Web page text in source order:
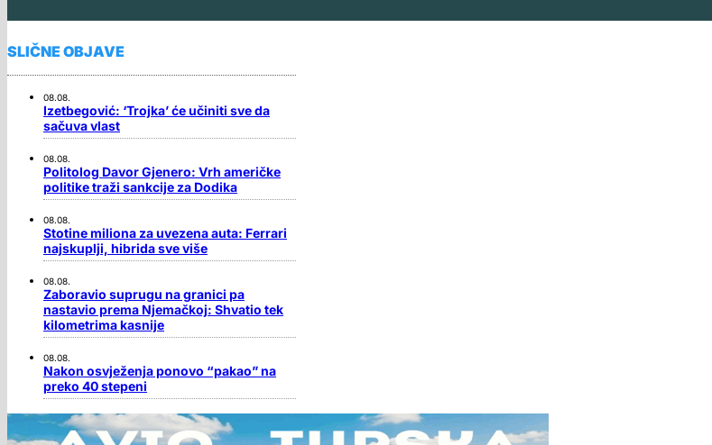
SLIČNE OBJAVE
08.08.
Izetbegović: ‘Trojka’ će učiniti sve da
sačuva vlast
08.08.
Politolog Davor Gjenero: Vrh američke
politike traži sankcije za Dodika
08.08.
Stotine miliona za uvezena auta: Ferrari
najskuplji, hibrida sve više
08.08.
Zaboravio suprugu na granici pa
nastavio prema Njemačkoj: Shvatio tek
kilometrima kasnije
08.08.
Nakon osvježenja ponovo “pakao” na
preko 40 stepeni